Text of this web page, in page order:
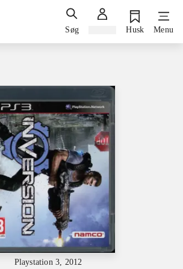
Søg Husk Menu
Playstation 3, 2012